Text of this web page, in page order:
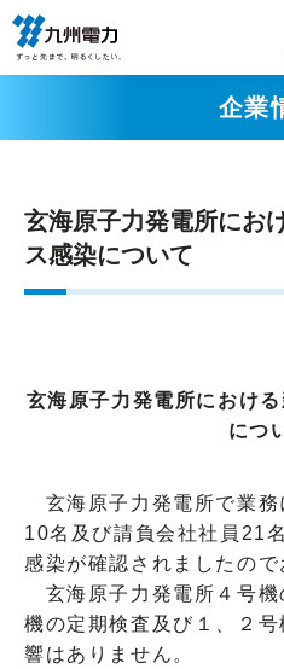
企業
玄海原子力発電所にお
ス感染について
玄海原子力発電所におけ
につ
玄海原子力発電所で業務
10名及び請負会社社員21
感染が確認されましたので
玄海原子力発電所４号機
機の定期検査及び１、２
響はありません。